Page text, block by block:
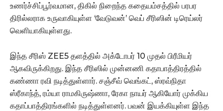
உணர்ச்சிப்பூர்வமான, திகில் நிறைந்த கதையம்சத்தில் பரபர
திரில்லராக உருவாகியுள்ள ‘வேடுவன்’ வெப் சீரிஸின் டிரெய்லர்
வெளியாகியுள்ளது.
இந்த சீரிஸ் ZEE5 தளத்தில் அக்டோபர் 10 முதல் பிரீமியர்
ஆகவிருக்கிறது. இந்த சீரிஸில் முன்னணி கதாபாத்திரத்தில்
கண்ணா ரவி நடித்துள்ளார். சஞ்சீவ் வெங்கட், ஸ்ரவ்நிதா
ஸ்ரீகாந்த், ரம்யா ராமகிருஷ்ணா, ரேகா நாயர் ஆகியோர் முக்கிய
கதாப்பாத்திரங்களில் நடித்துள்ளனர். பவன் இயக்கியுள்ள இந்த